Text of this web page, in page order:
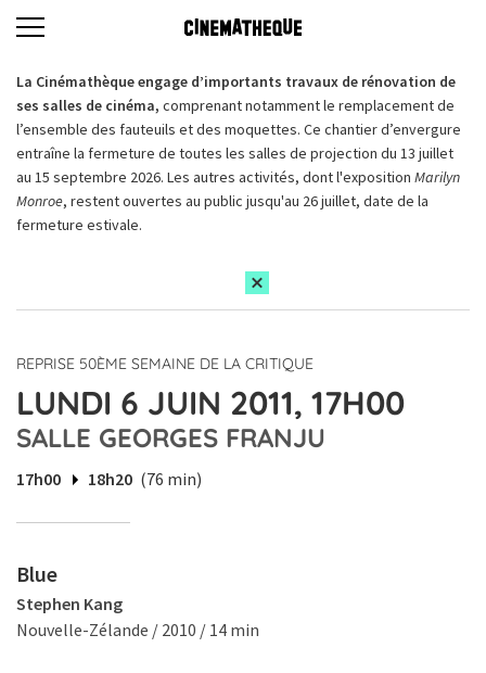
La Cinémathèque engage d’importants travaux de rénovation de
ses salles de cinéma, comprenant notamment le remplacement de
l’ensemble des fauteuils et des moquettes. Ce chantier d’envergure
entraîne la fermeture de toutes les salles de projection du 13 juillet
au 15 septembre 2026. Les autres activités, dont l'exposition Marilyn
Monroe, restent ouvertes au public jusqu'au 26 juillet, date de la
fermeture estivale.
REPRISE 50ÈME SEMAINE DE LA CRITIQUE
LUNDI 6 JUIN 2011, 17H00
SALLE GEORGES FRANJU
17h00 18h20 (76 min)
Blue
Stephen Kang
Nouvelle-Zélande / 2010 / 14 min